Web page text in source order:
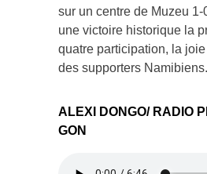
sur un centre de Muzeu 1-
une victoire historique la
quatre participation, la
des supporters Namibiens.
ALEXI DONGO/ RADIO
GON